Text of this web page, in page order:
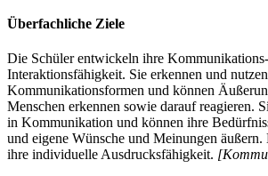
Überfachliche Ziele
Die Schüler entwickeln ihre
Interaktionsfähigkeit. Sie erkennen und
Kommunikationsformen und können
Menschen erkennen sowie darauf reagieren.
in Kommunikation und können ihre
und eigene Wünsche und Meinungen
ihre individuelle Ausdrucksfähigkeit.